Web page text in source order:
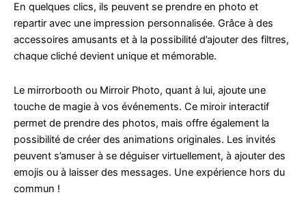
En quelques clics, ils peuvent se prendre en photo et
repartir avec une impression personnalisée. Grâce à des
accessoires amusants et à la possibilité d’ajouter des filtres,
chaque cliché devient unique et mémorable.
Le mirrorbooth ou Mirroir Photo, quant à lui, ajoute une
touche de magie à vos événements. Ce miroir interactif
permet de prendre des photos, mais offre également la
possibilité de créer des animations originales. Les invités
peuvent s’amuser à se déguiser virtuellement, à ajouter des
emojis ou à laisser des messages. Une expérience hors du
commun !